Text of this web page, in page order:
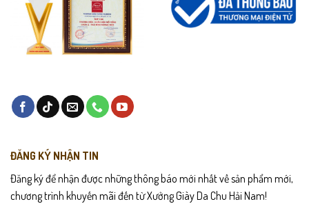
ĐĂNG KÝ NHẬN TIN
Đăng ký để nhận được những thông báo mới nhất về sản phẩm mới,
chương trình khuyến mãi đến từ Xưởng Giày Da Chu Hải Nam!